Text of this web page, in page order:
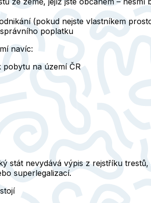
(pokud nejste vlastníkem
poplatku
navíc:
na území ČR
stát nevydává výpis z rejstříku
superlegalizací.